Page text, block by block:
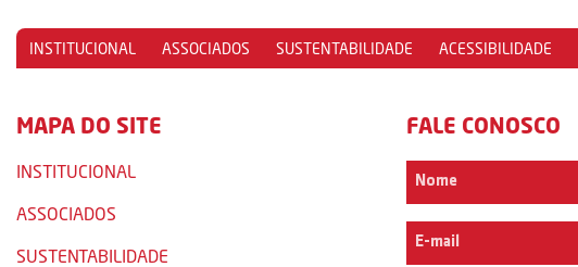
INSTITUCIONAL ASSOCIADOS SUSTENTABILIDADE ACESSIBILIDADE
MAPA DO SITE
INSTITUCIONAL
ASSOCIADOS
SUSTENTABILIDADE
FALE CONOSCO